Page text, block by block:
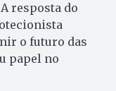
resposta do
o futuro das
papel no